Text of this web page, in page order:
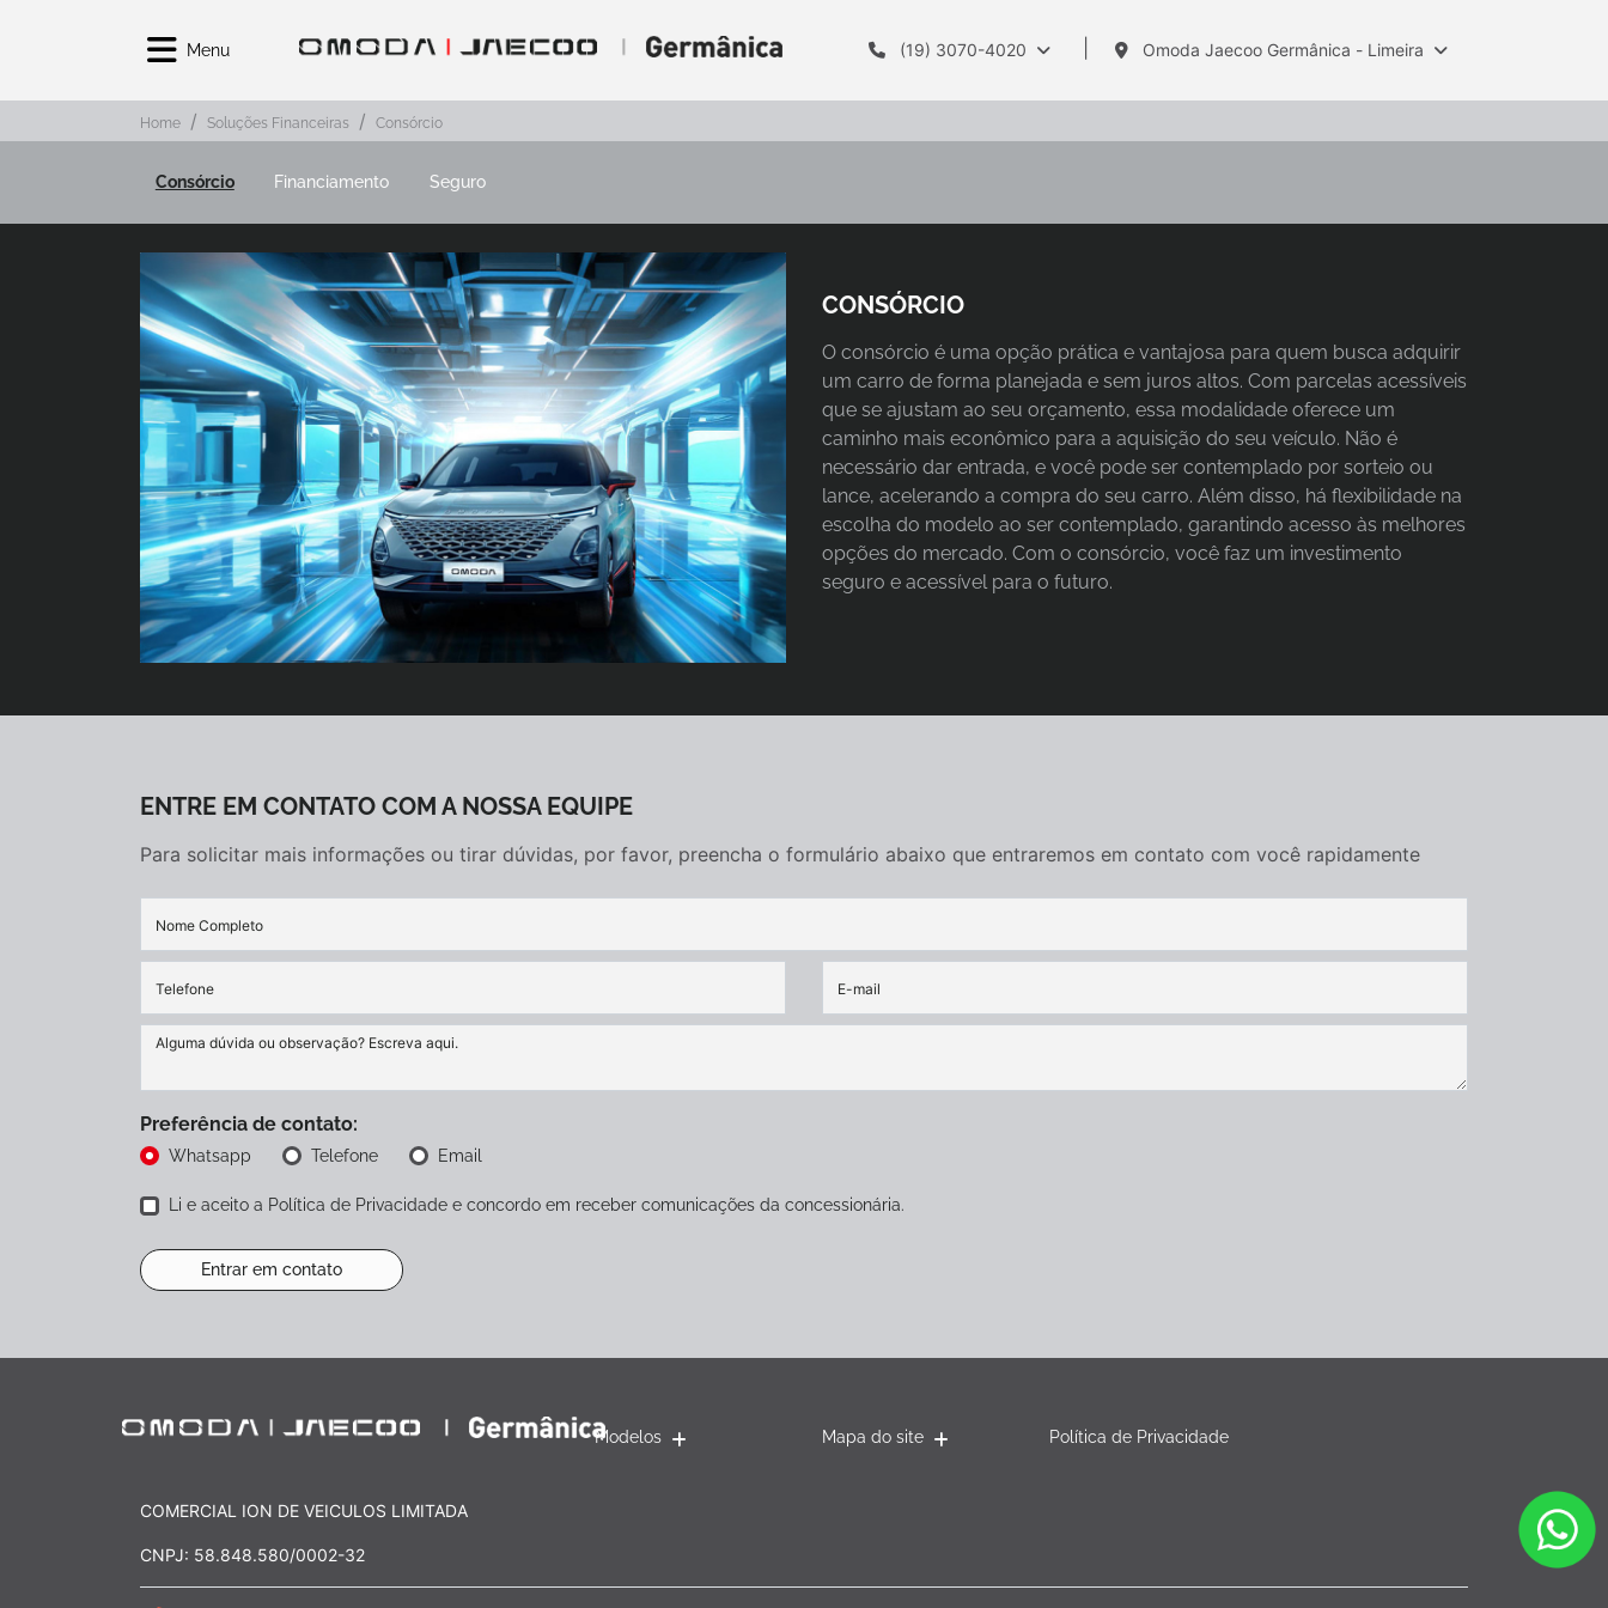
Menu (19) 3070-4020 Omoda Jaecoo Germânica - Limeira
Home Soluções Financeiras Consórcio
Consórcio Financiamento Seguro
CONSÓRCIO
O consórcio é uma opção prática e vantajosa para quem busca adquirir
um carro de forma planejada e sem juros altos. Com parcelas acessíveis
que se ajustam ao seu orçamento, essa modalidade oferece um
caminho mais econômico para a aquisição do seu veículo. Não é
necessário dar entrada, e você pode ser contemplado por sorteio ou
lance, acelerando a compra do seu carro. Além disso, há flexibilidade na
escolha do modelo ao ser contemplado, garantindo acesso às melhores
opções do mercado. Com o consórcio, você faz um investimento
seguro e acessível para o futuro.
ENTRE EM CONTATO COM A NOSSA EQUIPE
Para solicitar mais informações ou tirar dúvidas, por favor, preencha o formulário abaixo que entraremos em contato com você rapidamente
Preferência de contato:
Whatsapp Telefone Email
Li e aceito a Política de Privacidade e concordo em receber comunicações da concessionária.
Entrar em contato
Modelos Mapa do site Política de Privacidade
COMERCIAL ION DE VEICULOS LIMITADA
CNPJ: 58.848.580/0002-32